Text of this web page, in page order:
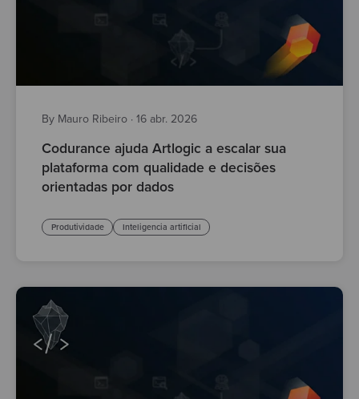
By Mauro Ribeiro · 16 abr. 2026
Codurance ajuda Artlogic a escalar sua
plataforma com qualidade e decisões
orientadas por dados
Produtividade Inteligencia artificial